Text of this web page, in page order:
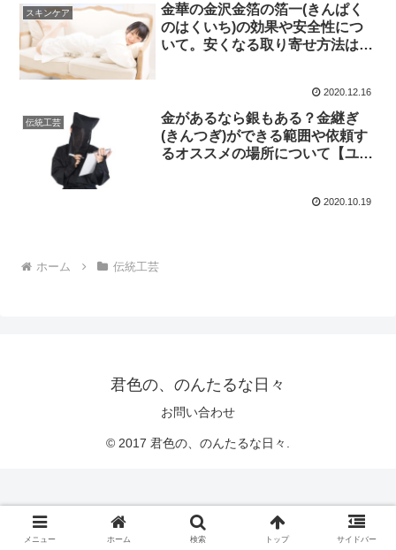
スキンケア
金華の金沢金箔の箔一(きんぱく
のはくいち)の効果や安全性につ
いて。安くなる取り寄せ方法は？
2020.12.16
伝統工芸
金があるなら銀もある？金継ぎ
(きんつぎ)ができる範囲や依頼す
るオススメの場所について【ユー
2020.10.19
ホーム 伝統工芸
君色の、のんたるな日々
お問い合わせ
© 2017 君色の、のんたるな日々.
メニュー ホーム 検索 トップ サイドバー